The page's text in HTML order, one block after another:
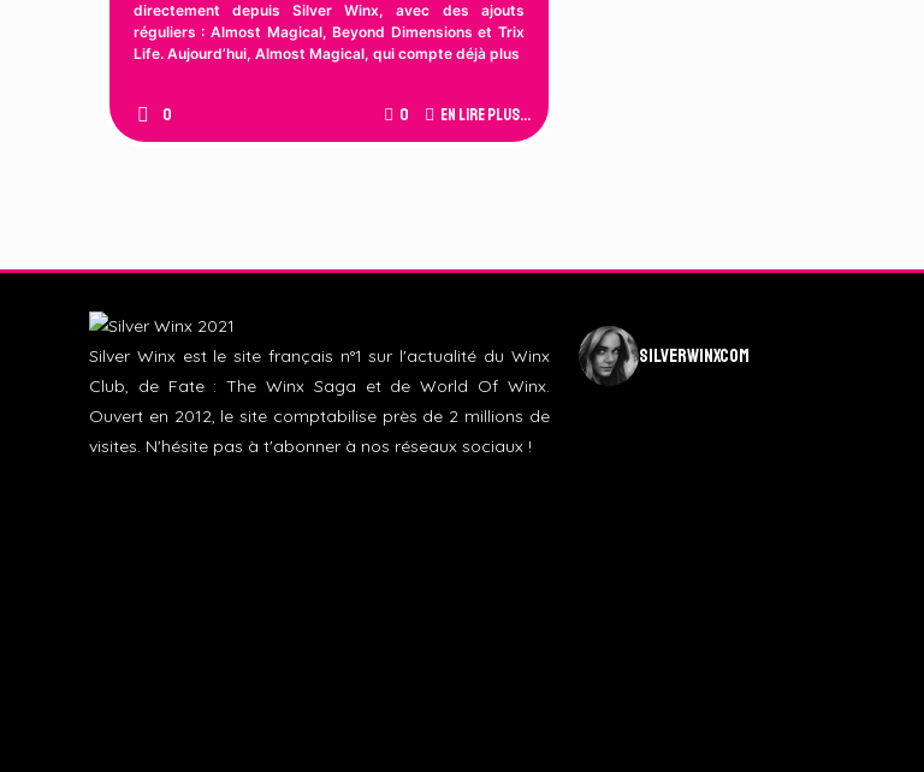
directement depuis Silver Winx, avec des ajouts
réguliers : Almost Magical, Beyond Dimensions et Trix
Life. Aujourd’hui, Almost Magical, qui compte déjà plus
0 0 En lire plus...
Silver Winx est le site français n°1 sur l'actualité du Winx
Club, de Fate : The Winx Saga et de World Of Winx.
Ouvert en 2012, le site comptabilise près de 2 millions de
visites. N'hésite pas à t'abonner à nos réseaux sociaux !
silverwinxcom